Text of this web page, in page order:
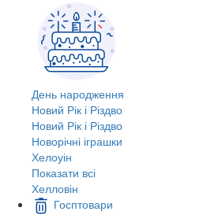
День народження
Новий Рік і Різдво
Новий Рік і Різдво
Новорічні іграшки
Хелоуін
Показати всі
Хелловін
Госптовари